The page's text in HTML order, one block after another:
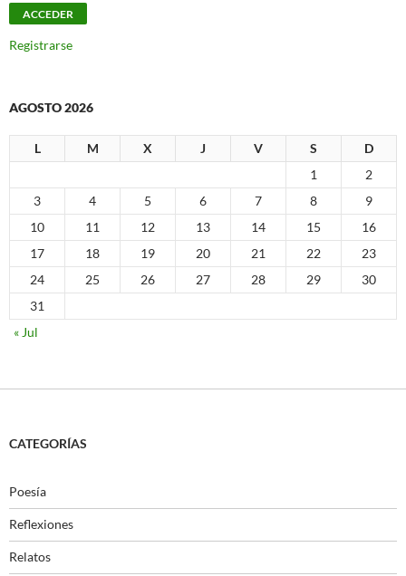
Registrarse
AGOSTO 2026
L M X J V S
D
1
2
3
4 5 6 7 8
9
10
11 12 13 14 15
16
17
18 19 20 21 22
23
24
25 26 27 28 29
30
31
« Jul
CATEGORÍAS
Poesía
Reflexiones
Relatos